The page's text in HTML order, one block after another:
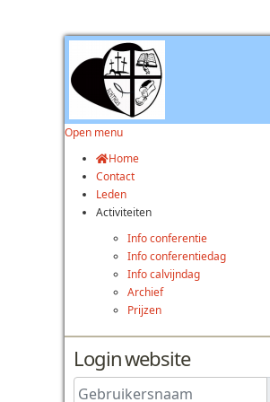
Open menu
Home
Contact
Leden
Activiteiten
Info conferentie
Info conferentiedag
Info calvijndag
Archief
Prijzen
Login website
Gebruikersnaam